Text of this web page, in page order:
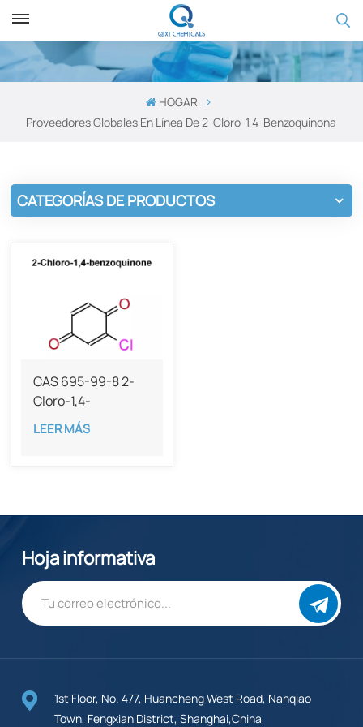
HOGAR
Proveedores Globales En Línea De 2-Cloro-1,4-Benzoquinona
CATEGORÍAS DE PRODUCTOS
CAS 695-99-8 2-
Cloro-1,4-
benzoquinona 99
% de pureza
LEER MÁS
Hoja informativa
1st Floor, No. 477, Huancheng West Road, Nanqiao
Town, Fengxian District, Shanghai,China